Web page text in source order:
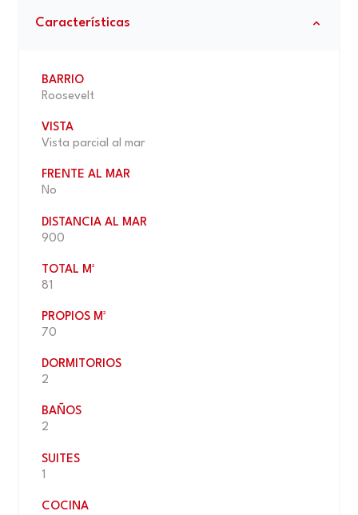
Características
BARRIO
Roosevelt
VISTA
Vista parcial al mar
FRENTE AL MAR
No
DISTANCIA AL MAR
900
TOTAL M²
81
PROPIOS M²
70
DORMITORIOS
2
BAÑOS
2
SUITES
1
COCINA